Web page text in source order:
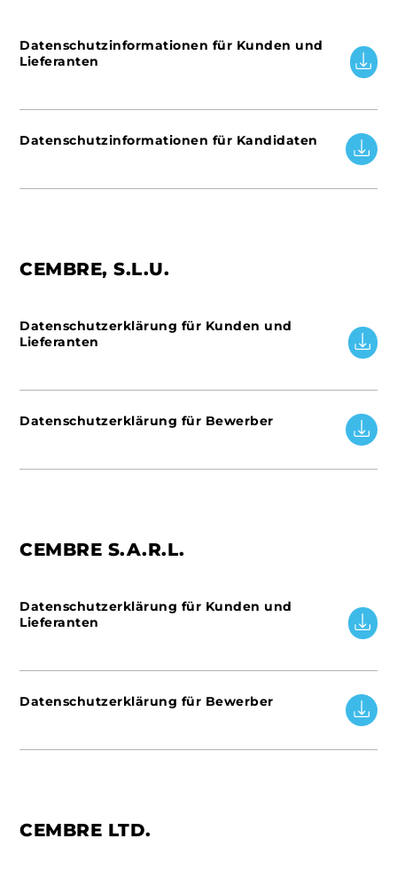
Datenschutzinformationen für Kunden und
Lieferanten
Datenschutzinformationen für Kandidaten
CEMBRE, S.L.U.
Datenschutzerklärung für Kunden und
Lieferanten
Datenschutzerklärung für Bewerber
CEMBRE S.A.R.L.
Datenschutzerklärung für Kunden und
Lieferanten
Datenschutzerklärung für Bewerber
CEMBRE LTD.